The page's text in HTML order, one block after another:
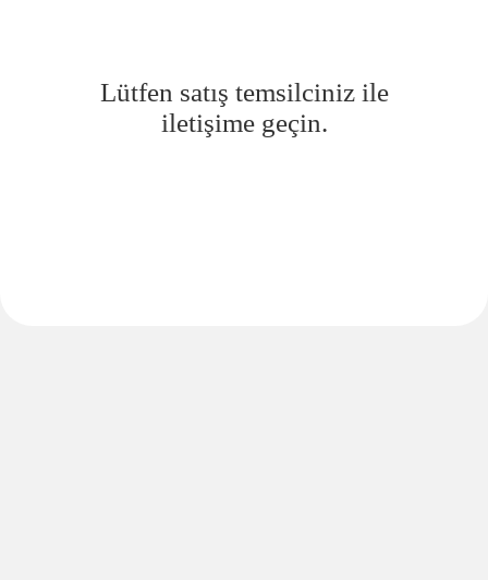
Lütfen satış temsilciniz ile
iletişime geçin.